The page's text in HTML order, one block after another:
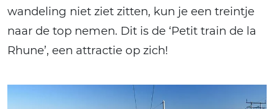
wandeling niet ziet zitten, kun je een treintje
naar de top nemen. Dit is de ‘Petit train de la
Rhune’, een attractie op zich!